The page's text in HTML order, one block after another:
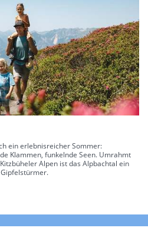
ein erlebnisreicher Sommer:
Klammen, funkelnde Seen. Umrahmt
Alpen ist das Alpbachtal ein